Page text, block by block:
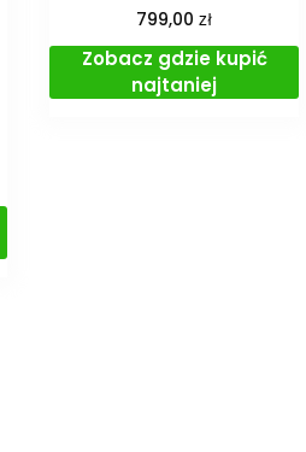
799,00zł
Zobacz gdzie kupić
najtaniej